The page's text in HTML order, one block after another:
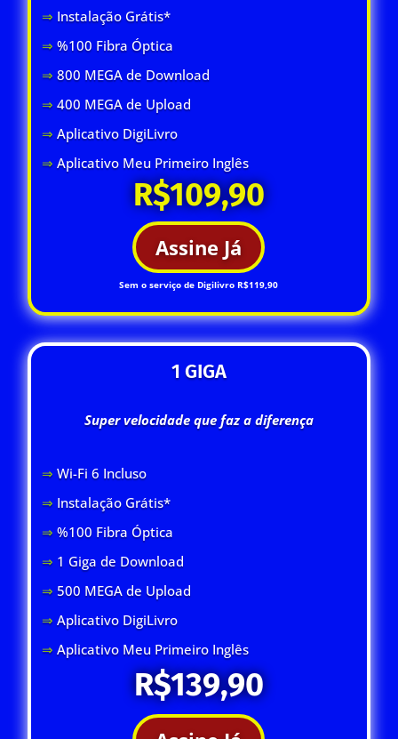
⇒ Instalação Grátis*
⇒ %100 Fibra Óptica
⇒ 800 MEGA de Download
⇒400 MEGA de Upload
⇒Aplicativo DigiLivro
⇒Aplicativo Meu Primeiro Inglês
R$109,90
Assine Já
Sem o serviço de Digilivro R$119,90
1 GIGA
Super velocidade que faz a diferença
⇒ Wi-Fi 6 Incluso
⇒ Instalação Grátis*
⇒ %100 Fibra Óptica
⇒ 1 Giga de Download
⇒ 500 MEGA de Upload
⇒Aplicativo DigiLivro
⇒Aplicativo Meu Primeiro Inglês
R$139,90